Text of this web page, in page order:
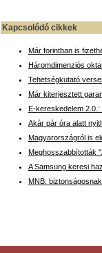
Kapcsolódó cikkek
Már forintban is
Háromdimenziós
Tehetségkutató
Már kiterjesztett
E-kereskedelem 2.0.:
Akár pár óra alatt
Magyarországról is
Meghosszabbították
A Samsung keresi
MNB: